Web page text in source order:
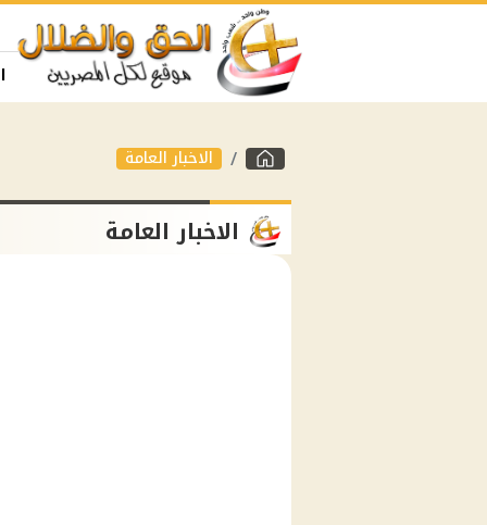
الاخبار العامة
الاخبار العامة